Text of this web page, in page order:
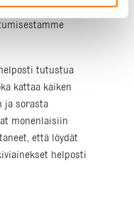
CE-
tutustua
kattaa kaiken
ja sorasta
monenlaisiin
että löydät
helposti